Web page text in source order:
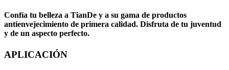
Confía tu belleza a TianDe y a su gama de productos
antienvejecimiento de primera calidad. Disfruta de tu juventud
y de un aspecto perfecto.
APLICACIÓN